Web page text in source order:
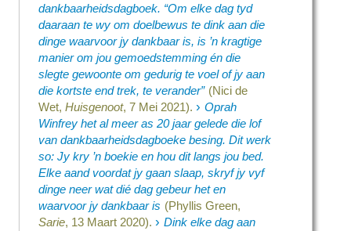
dankbaarheidsdagboek. “Om elke dag tyd
daaraan te wy om doelbewus te dink aan die
dinge waarvoor jy dankbaar is, is ’n kragtige
manier om jou gemoedstemming én die
slegte gewoonte om gedurig te voel of jy aan
die kortste end trek, te verander” (Nici de
Wet,Huisgenoot, 7 Mei 2021). › Oprah
Winfrey het al meer as 20 jaar gelede die lof
van dankbaarheidsdagboeke besing. Dit werk
so: Jy kry ’n boekie en hou dit langs jou bed.
Elke aand voordat jy gaan slaap, skryf jy vyf
dinge neer wat dié dag gebeur het en
waarvoor jy dankbaar is (Phyllis Green,
Sarie, 13 Maart 2020). › Dink elke dag aan